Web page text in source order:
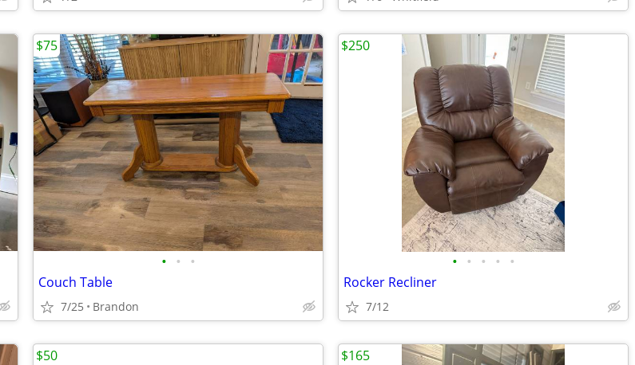
• • •
Couch Table
7/25 Brandon
$75
• • • • •
Rocker Recliner
7/12
$250
$50 $165